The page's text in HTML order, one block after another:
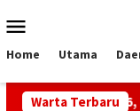
ke
Mobile
Home Utama
Warta Terbaru
2026, Kesbangpol